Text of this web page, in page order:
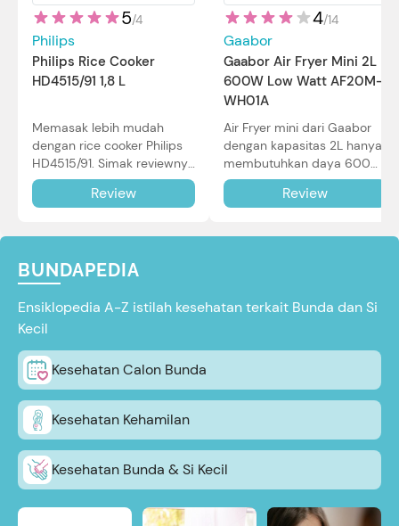
5/4
Philips
Philips Rice Cooker
HD4515/91 1,8 L
Memasak lebih mudah
dengan rice cooker Philips
HD4515/91. Simak reviewnya
di sini.
Review
4/14
Gaabor
Gaabor Air Fryer Mini 2L
600W Low Watt AF20M-
WH01A
Air Fryer mini dari Gaabor
dengan kapasitas 2L hanya
membutuhkan daya 600W
dalam pemakaian. Simak
review selengkapnya di sini.
Review
BUNDAPEDIA
Ensiklopedia A-Z istilah kesehatan terkait Bunda dan Si
Kecil
Kesehatan Calon Bunda
Kesehatan Kehamilan
Kesehatan Bunda & Si Kecil